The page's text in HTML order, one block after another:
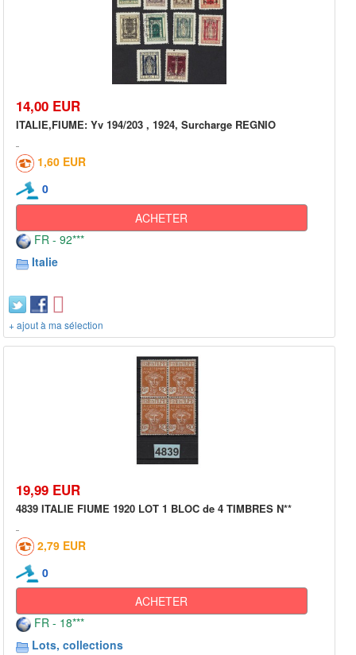
14,00 EUR
ITALIE,FIUME: Yv 194/203 , 1924, Surcharge REGNIO
1,60 EUR
0
ACHETER
FR - 92***
Italie
+ ajout à ma sélection
19,99 EUR
4839 ITALIE FIUME 1920 LOT 1 BLOC de 4 TIMBRES N**
2,79 EUR
0
ACHETER
FR - 18***
Lots, collections